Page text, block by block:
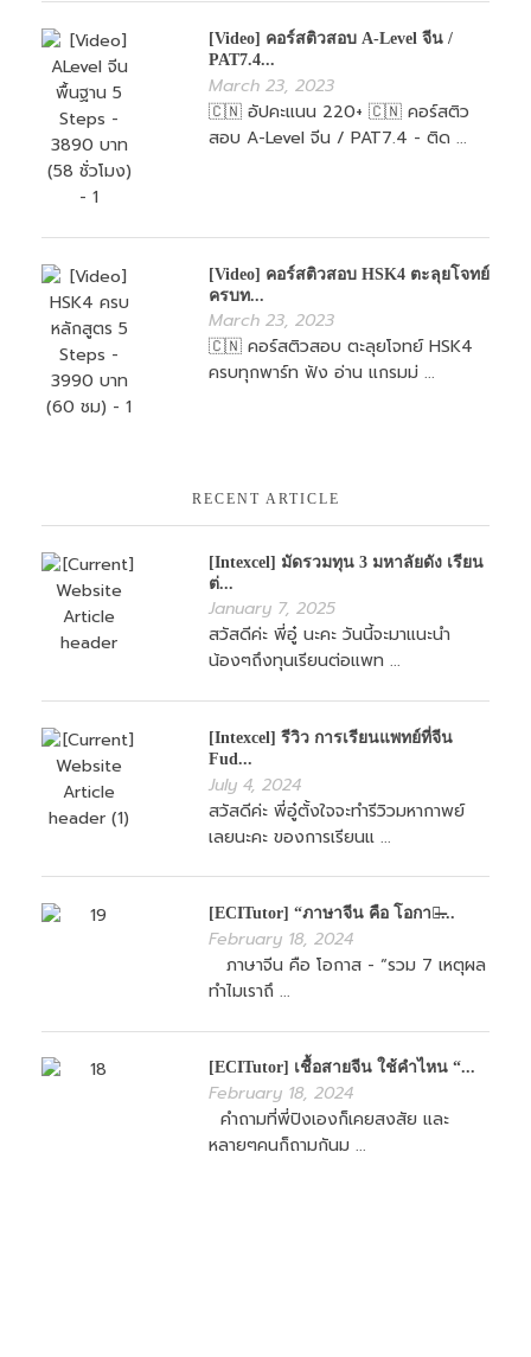
[Video] คอร์สติวสอบ A-Level จีน /
PAT7.4...
March 23, 2023
🇨🇳 อัปคะแนน 220+ 🇨🇳 คอร์สติว
สอบ A-Level จีน / PAT7.4 - ติด ...
[Video] คอร์สติวสอบ HSK4 ตะลุยโจทย์
ครบท...
March 23, 2023
🇨🇳 คอร์สติวสอบ ตะลุยโจทย์ HSK4
ครบทุกพาร์ท ฟัง อ่าน แกรมม่ ...
RECENT ARTICLE
[Intexcel] มัดรวมทุน 3 มหาลัยดัง เรียน
ต่...
January 7, 2025
สวัสดีค่ะ พี่อู๋ นะคะ วันนี้จะมาแนะนำ
น้องๆถึงทุนเรียนต่อแพท ...
[Intexcel] รีวิว การเรียนแพทย์ที่จีน
Fud...
July 4, 2024
สวัสดีค่ะ พี่อู๋ตั้งใจจะทำรีวิวมหากาพย์
เลยนะคะ ของการเรียนแ ...
[ECITutor] “ภาษาจีน คือ โอกาส̶...
February 18, 2024
ภาษาจีน คือ โอกาส - “รวม 7 เหตุผล
ทำไมเราถึ ...
[ECITutor] เชื้อสายจีน ใช้คำไหน “...
February 18, 2024
คำถามที่พี่ปิงเองก็เคยสงสัย และ
หลายๆคนก็ถามกันม ...